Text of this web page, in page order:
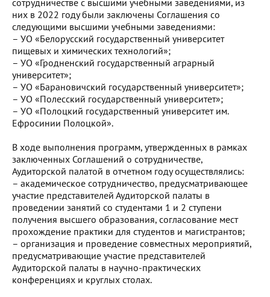
сотрудничестве с высшими учебными заведениями, из
них в 2022 году были заключены Соглашения со
следующими высшими учебными заведениями:
– УО «Белорусский государственный университет
пищевых и химических технологий»;
– УО «Гродненский государственный аграрный
университет»;
– УО «Барановичский государственный университет»;
– УО «Полесский государственный университет»;
– УО «Полоцкий государственный университет им.
Ефросинии Полоцкой».
В ходе выполнения программ, утвержденных в рамках
заключенных Соглашений о сотрудничестве,
Аудиторской палатой в отчетном году осуществлялись:
– академическое сотрудничество, предусматривающее
участие представителей Аудиторской палаты в
проведении занятий со студентами 1 и 2 ступени
получения высшего образования, согласование мест
прохождение практики для студентов и магистрантов;
– организация и проведение совместных мероприятий,
предусматривающие участие представителей
Аудиторской палаты в научно-практических
конференциях и круглых столах.